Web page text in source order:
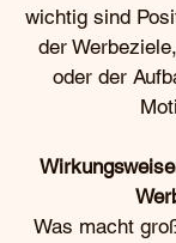
wichtig sind
der
oder der
Was macht